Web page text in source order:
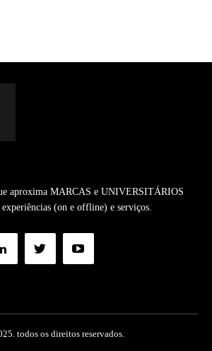
aproxima MARCAS e UNIVERSITÁRIOS
(on e offline) e serviços.
todos os direitos reservados.